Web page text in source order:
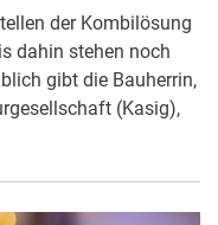
der Kombilösung
dahin stehen noch
gibt die Bauherrin,
(Kasig),